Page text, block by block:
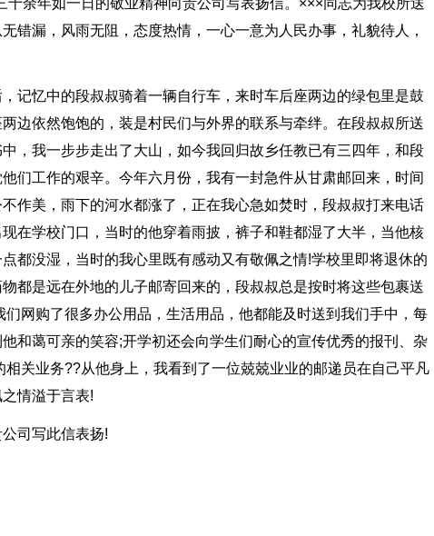
十余年如一日的敬业精神向贵公司写表扬信。×××同志为我校所送
错漏，风雨无阻，态度热情，一心一意为人民办事，礼貌待人，
记忆中的段叔叔骑着一辆自行车，来时车后座两边的绿包里是鼓
边依然饱饱的，装是村民们与外界的联系与牵绊。在段叔叔所送
，我一步步走出了大山，如今我回归故乡任教已有三四年，和段
们工作的艰辛。今年六月份，我有一封急件从甘肃邮回来，时间
作美，雨下的河水都涨了，正在我心急如焚时，段叔叔打来电话
在学校门口，当时的他穿着雨披，裤子和鞋都湿了大半，当他核
都没湿，当时的我心里既有感动又有敬佩之情!学校里即将退休的
都是远在外地的儿子邮寄回来的，段叔叔总是按时将这些包裹送
们网购了很多办公用品，生活用品，他都能及时送到我们手中，每
和蔼可亲的笑容;开学初还会向学生们耐心的宣传优秀的报刊、杂
关业务??从他身上，我看到了一位兢兢业业的邮递员在自己平凡
情溢于言表!
司写此信表扬!